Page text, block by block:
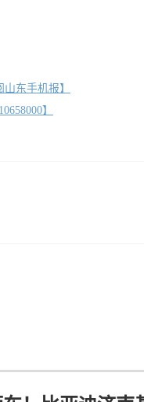
东手机报】
】